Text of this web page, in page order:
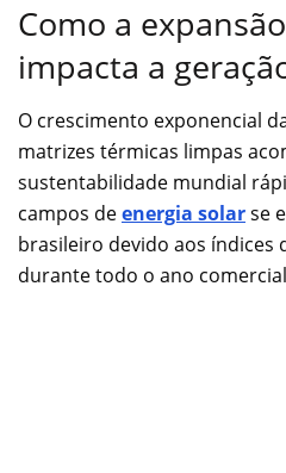
Como a
impacta a
O crescimento exponencial
matrizes térmicas limpas
sustentabilidade mundial
campos deenergia solarse
brasileiro devido aos índices
durante todo o ano